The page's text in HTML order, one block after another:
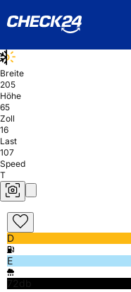
Breite
205
Höhe
65
Zoll
16
Last
107
Speed
T
D
E
72db